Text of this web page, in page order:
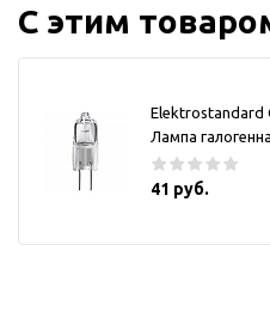
С этим
Elektrostandard
Лампа
41 руб.